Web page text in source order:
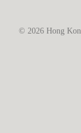
© 2026 Hong